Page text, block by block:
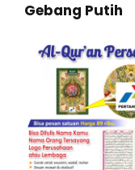
Gebang Putih